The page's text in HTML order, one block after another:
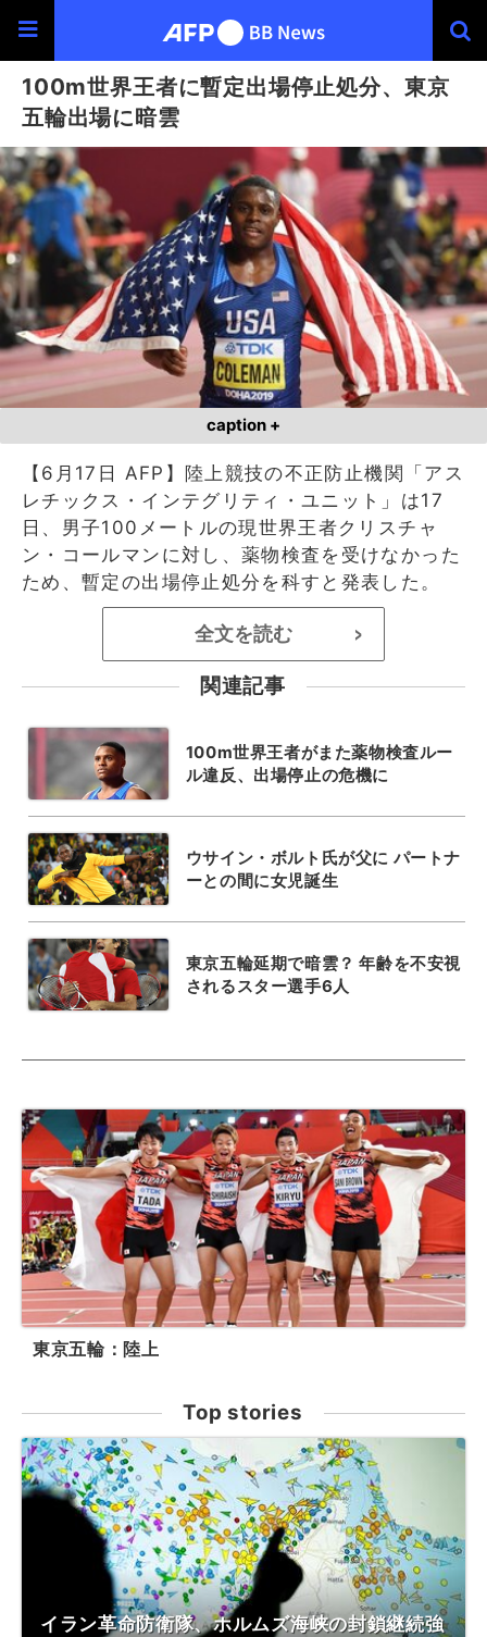
100m世界王者に暫定出場停止処分、東京
五輪出場に暗雲
caption +
【6月17日 AFP】陸上競技の不正防止機関「アス
レチックス・インテグリティ・ユニット」は17
日、男子100メートルの現世界王者クリスチャ
ン・コールマンに対し、薬物検査を受けなかった
ため、暫定の出場停止処分を科すと発表した。
全文を読む >
関連記事
100m世界王者がまた薬物検査ルー
ル違反、出場停止の危機に
ウサイン・ボルト氏が父に パートナ
ーとの間に女児誕生
東京五輪延期で暗雲？ 年齢を不安視
されるスター選手6人
東京五輪：陸上
Top stories
イラン革命防衛隊、ホルムズ海峡の封鎖継続強